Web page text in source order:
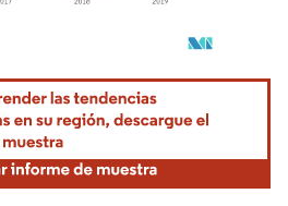
uso requiere atribución según CC BY 4.0.